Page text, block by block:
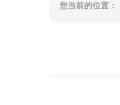
您当前的位置：